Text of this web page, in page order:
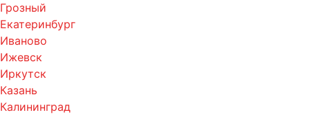
Грозный
Екатеринбург
Иваново
Ижевск
Иркутск
Казань
Калининград